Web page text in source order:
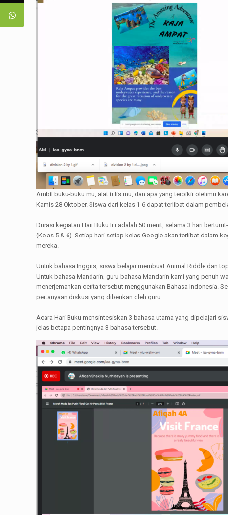
Ambil buku-buku mu, alat tulis mu, dan apa yang terpikir olehmu
Kamis 28 Oktober. Siswa dari kelas 1-6 dapat terlibat dalam
Durasi kegiatan Hari Buku Ini adalah 50 menit, selama 3 hari
(Kelas 5 & 6). Setiap hari setiap kelas Google akan terlibat dalam
mereka.
Untuk bahasa Inggris, siswa belajar membuat Animal Riddle dan
Untuk bahasa Mandarin, guru bahasa Mandarin kami yang penuh
menerjemahkan cerita tersebut menggunakan Bahasa Indonesia.
pertanyaan diskusi yang diberikan oleh guru.
Acara Hari Buku mensintesiskan 3 bahasa utama yang dipelajari
jelas betapa pentingnya 3 bahasa tersebut.